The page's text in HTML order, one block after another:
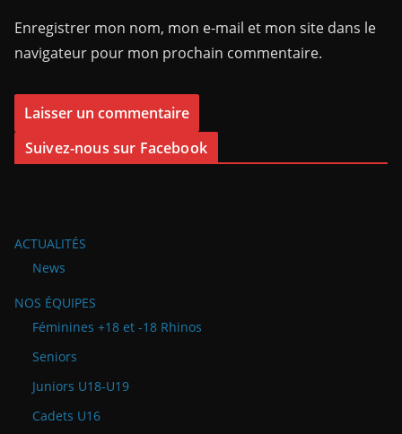
Enregistrer mon nom, mon e-mail et mon site dans le
navigateur pour mon prochain commentaire.
Suivez-nous sur Facebook
ACTUALITÉS
News
NOS ÉQUIPES
Féminines +18 et -18 Rhinos
Seniors
Juniors U18-U19
Cadets U16